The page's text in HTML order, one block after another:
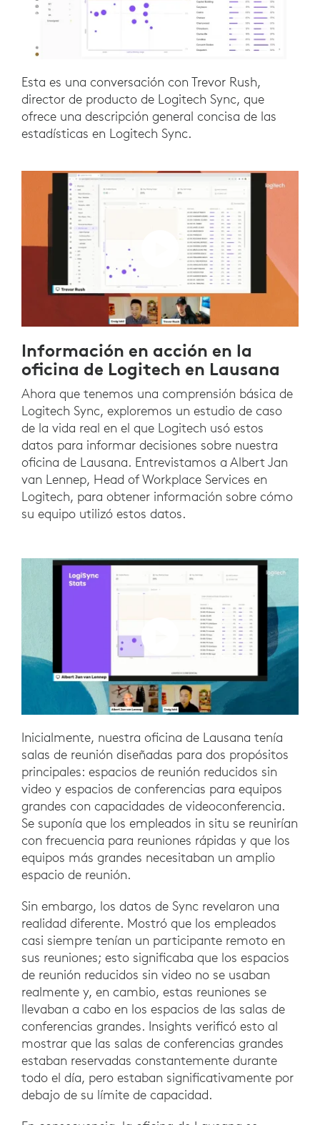
Esta es una conversación con Trevor Rush,
director de producto de Logitech Sync, que
ofrece una descripción general concisa de las
estadísticas en Logitech Sync.
Información en acción en la
oficina de Logitech en Lausana
Ahora que tenemos una comprensión básica de
Logitech Sync, exploremos un estudio de caso
de la vida real en el que Logitech usó estos
datos para informar decisiones sobre nuestra
oficina de Lausana. Entrevistamos a Albert Jan
van Lennep, Head of Workplace Services en
Logitech, para obtener información sobre cómo
su equipo utilizó estos datos.
Inicialmente, nuestra oficina de Lausana tenía
salas de reunión diseñadas para dos propósitos
principales: espacios de reunión reducidos sin
video y espacios de conferencias para equipos
grandes con capacidades de videoconferencia.
Se suponía que los empleados in situ se reunirían
con frecuencia para reuniones rápidas y que los
equipos más grandes necesitaban un amplio
espacio de reunión.
Sin embargo, los datos de Sync revelaron una
realidad diferente. Mostró que los empleados
casi siempre tenían un participante remoto en
sus reuniones; esto significaba que los espacios
de reunión reducidos sin video no se usaban
realmente y, en cambio, estas reuniones se
llevaban a cabo en los espacios de las salas de
conferencias grandes. Insights verificó esto al
mostrar que las salas de conferencias grandes
estaban reservadas constantemente durante
todo el día, pero estaban significativamente por
debajo de su límite de capacidad.